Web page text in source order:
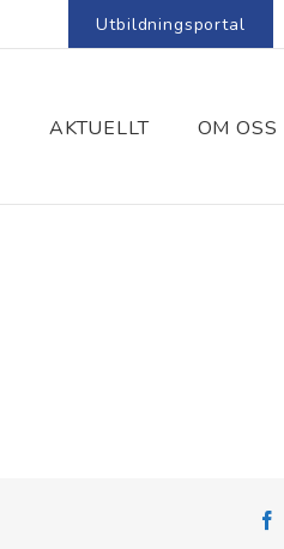
Utbildningsportal
AKTUELLT OM OSS